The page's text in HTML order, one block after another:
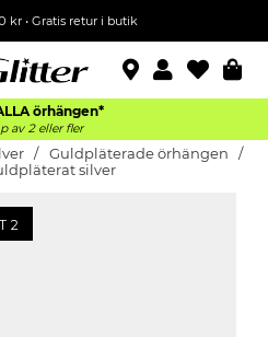
kr• Gratis retur i butik
örhängen*
av 2 eller fler
Guldpläterade örhängen
silver
2